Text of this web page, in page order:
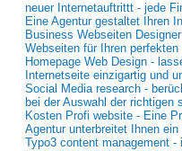
neuer Internetauftrittt - jede
Eine Agentur gestaltet Ihren
Business Webseiten
Webseiten für Ihren
Homepage Web Design -
Internetseite einzigartig und
Social Media research -
bei der Auswahl der richtigen
Kosten Profi website - Eine
Agentur unterbreitet Ihnen
Typo3 content management